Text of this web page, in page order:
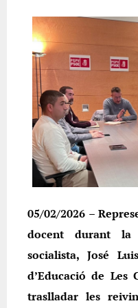
05/02/2026 –
docent durant
socialista, José
d’Educació de
traslladar les